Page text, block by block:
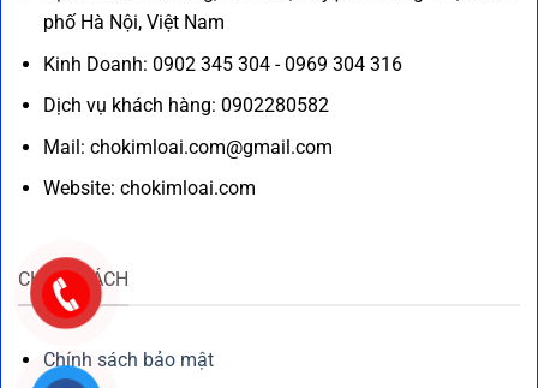
phố Hà Nội, Việt Nam
Kinh Doanh: 0902 345 304 - 0969 304 316
Dịch vụ khách hàng: 0902280582
Mail: chokimloai.com@gmail.com
Website: chokimloai.com
CHÍNH SÁCH
Chính sách bảo mật